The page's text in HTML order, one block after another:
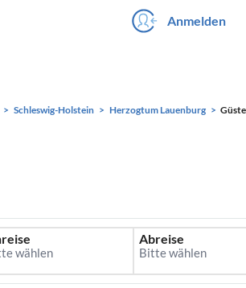
Anmelden
Schleswig-Holstein Herzogtum Lauenburg
Abreise